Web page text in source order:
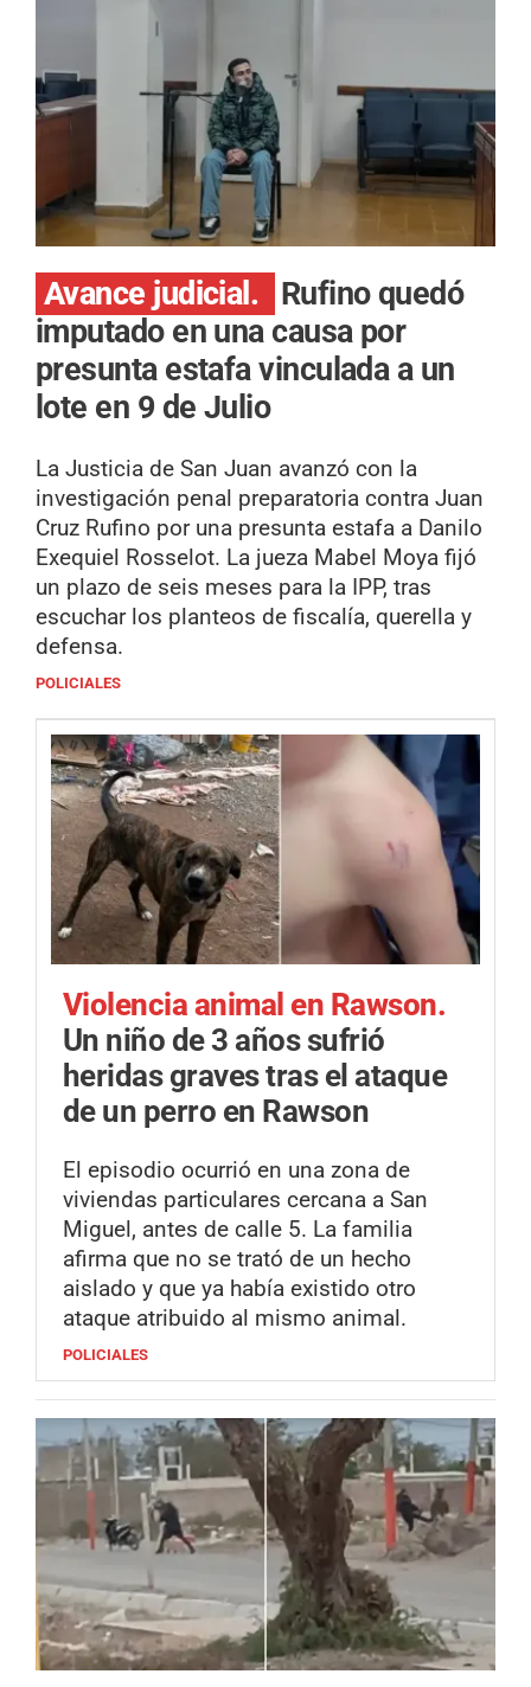
Avance judicial.
Rufino quedó
imputado en una causa por
presunta estafa vinculada a un
lote en 9 de Julio
La Justicia de San Juan avanzó con la
investigación penal preparatoria contra Juan
Cruz Rufino por una presunta estafa a Danilo
Exequiel Rosselot. La jueza Mabel Moya fijó
un plazo de seis meses para la IPP, tras
escuchar los planteos de fiscalía, querella y
defensa.
POLICIALES
Violencia animal en Rawson.
Un niño de 3 años sufrió
heridas graves tras el ataque
de un perro en Rawson
El episodio ocurrió en una zona de
viviendas particulares cercana a San
Miguel, antes de calle 5. La familia
afirma que no se trató de un hecho
aislado y que ya había existido otro
ataque atribuido al mismo animal.
POLICIALES